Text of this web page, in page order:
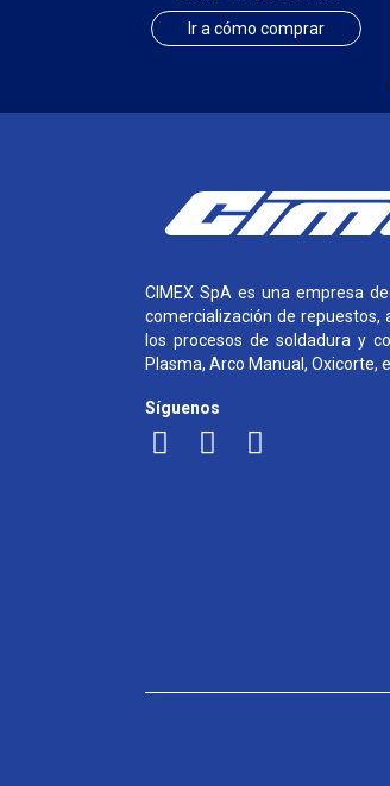
Ir a cómo comprar
CIMEX SpA es una empresa
comercialización de repuestos,
los procesos de soldadura y
Plasma, Arco Manual, Oxicorte,
Síguenos